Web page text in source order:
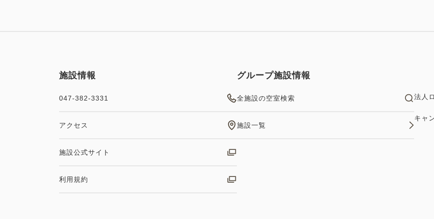
施設情報
047-382-3331
アクセス
施設公式サイト
利用規約
グループ施設情報
全施設の空室検索
施設一覧
法人
キャ